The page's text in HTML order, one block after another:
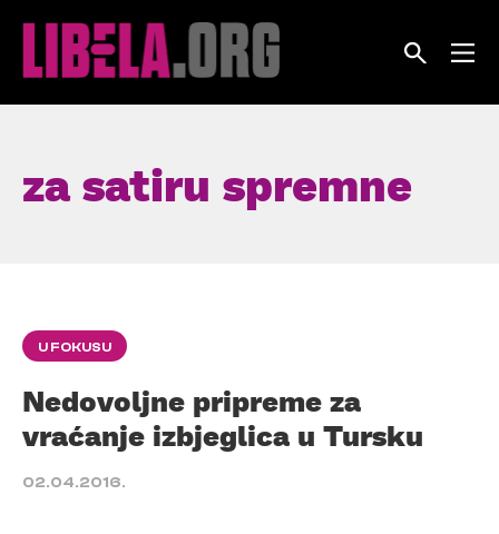
za satiru spremne
U FOKUSU
Nedovoljne pripreme za
vraćanje izbjeglica u Tursku
02.04.2016.